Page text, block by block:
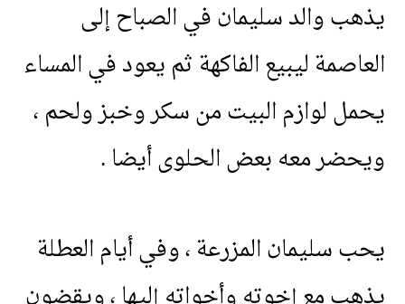
يذهب والد سليمان في الصباح إلى
العاصمة ليبيع الفاكهة ثم يعود في المساء
يحمل لوازم البيت من سكر وخبز ولحم ،
ويحضر معه بعض الحلوى أيضا .
يحب سليمان المزرعة ، وفي أيام العطلة
يذهب مع إخوته وأخواته إليها ، ويقضون